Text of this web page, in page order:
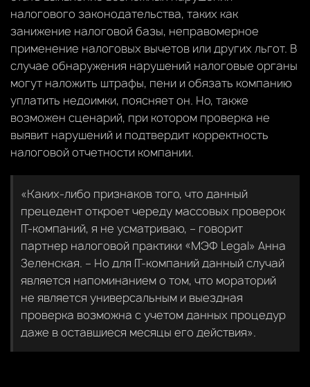
налогового законодательства, таких как
занижение налоговой базы, неправомерное
применение налоговых вычетов или других льгот. В
случае обнаружения нарушений налоговые органы
могут наложить штрафы, пени и обязать компанию
уплатить недоимки, поясняет он. Но, также
возможен сценарий, при котором проверка не
выявит нарушений и подтвердит корректность
налоговой отчетности компании.
«Каких-либо признаков того, что данный
прецедент откроет череду массовых проверок
IT-компаний, я не усматриваю, – говорит
партнер налоговой практики «МЭФ Legal» Анна
Зеленская. – Но для IT-компаний данный случай
является напоминанием о том, что мораторий
не является универсальным и выездная
проверка возможна с учетом данных процедур
даже в оставшиеся месяцы его действия».